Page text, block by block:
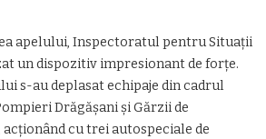
apelului, Inspectoratul pentru Situații
un dispozitiv impresionant de forțe.
s-au deplasat echipaje din cadrul
Drăgășani și Gărzii de
cu trei autospeciale de